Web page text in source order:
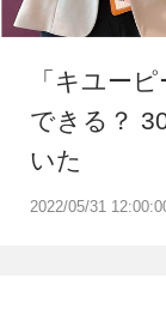
2022/05/31
「キユー
できる？
いた